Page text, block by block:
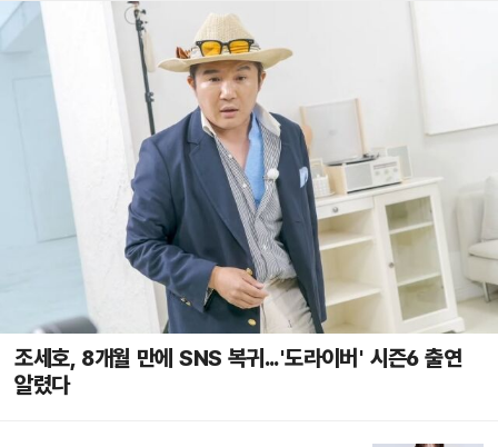
조세호, 8개월 만에 SNS 복귀...'도라이버' 시즌6 출연
알렸다